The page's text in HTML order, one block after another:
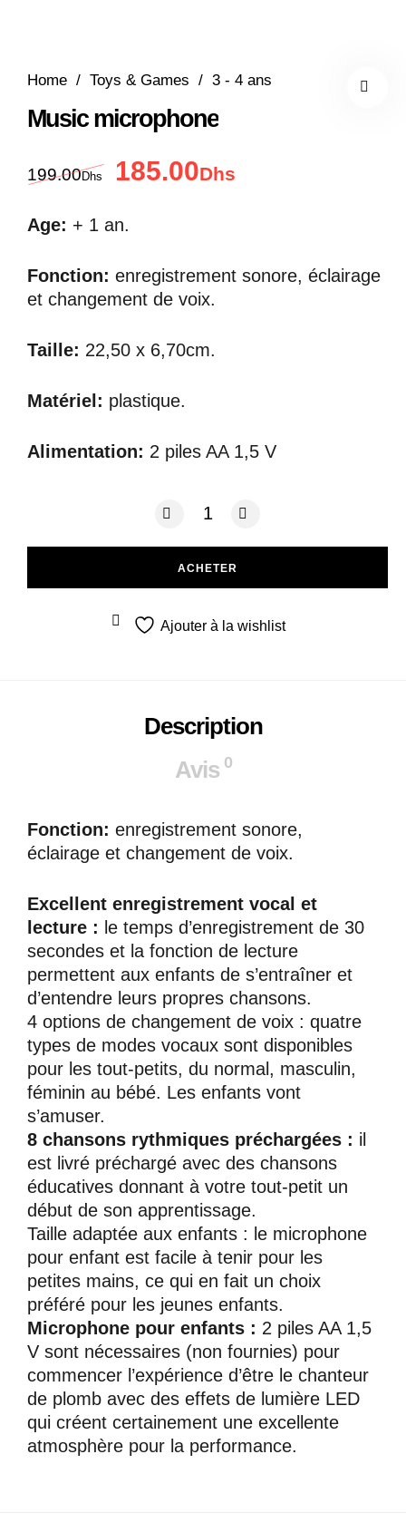
Home / Toys & Games / 3 - 4 ans
Music microphone
199.00Dhs Le prix initial était : 199.00Dhs.
185.00Dhs
Age: + 1 an.
Fonction: enregistrement sonore, éclairage
et changement de voix.
Taille: 22,50 x 6,70cm.
Matériel: plastique.
Alimentation: 2 piles AA 1,5 V
quantité de Music microphone
ACHETER
Ajouter à la wishlist
Description
Avis 0
Fonction: enregistrement sonore,
éclairage et changement de voix.
Excellent enregistrement vocal et
lecture : le temps d’enregistrement de 30
secondes et la fonction de lecture
permettent aux enfants de s’entraîner et
d’entendre leurs propres chansons.
4 options de changement de voix : quatre
types de modes vocaux sont disponibles
pour les tout-petits, du normal, masculin,
féminin au bébé. Les enfants vont
s’amuser.
8 chansons rythmiques préchargées : il
est livré préchargé avec des chansons
éducatives donnant à votre tout-petit un
début de son apprentissage.
Taille adaptée aux enfants : le microphone
pour enfant est facile à tenir pour les
petites mains, ce qui en fait un choix
préféré pour les jeunes enfants.
Microphone pour enfants : 2 piles AA 1,5
V sont nécessaires (non fournies) pour
commencer l’expérience d’être le chanteur
de plomb avec des effets de lumière LED
qui créent certainement une excellente
atmosphère pour la performance.